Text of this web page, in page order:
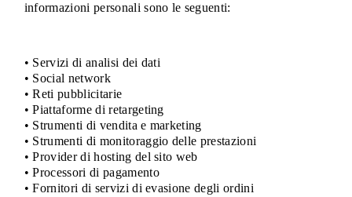
informazioni personali sono le seguenti:
• Servizi di analisi dei dati
• Social network
• Reti pubblicitarie
• Piattaforme di retargeting
• Strumenti di vendita e marketing
• Strumenti di monitoraggio delle prestazioni
• Provider di hosting del sito web
• Processori di pagamento
• Fornitori di servizi di evasione degli ordini